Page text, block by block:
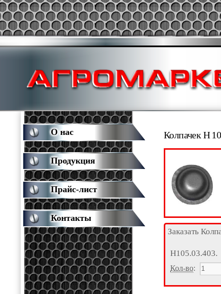
Колпачек Н
Заказать
Н105.03.403.
Кол-во:
О нас
Продукция
Прайс-лист
Контакты